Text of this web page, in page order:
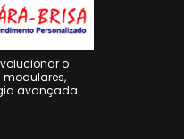
o
modulares,
avançada